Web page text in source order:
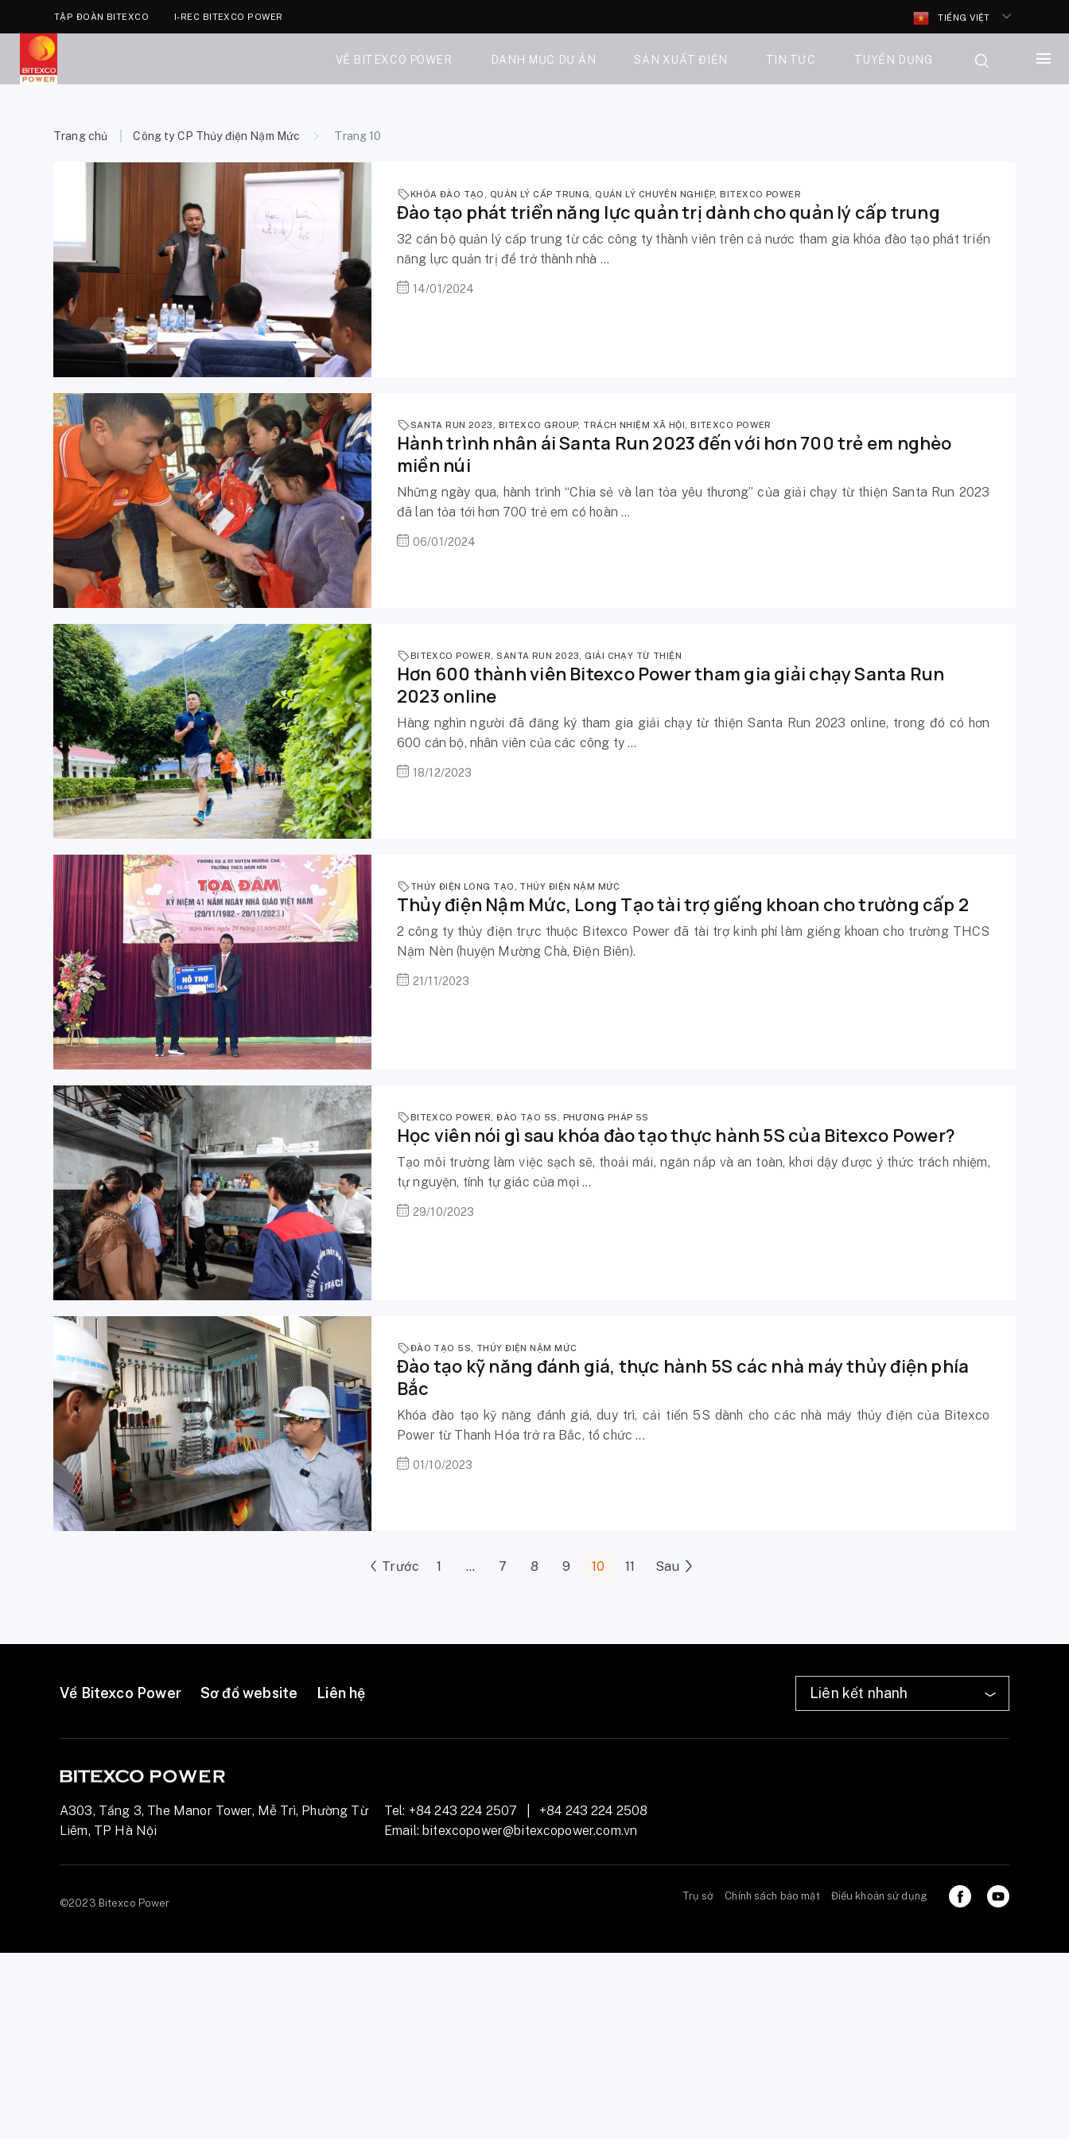
TẬP ĐOÀN BITEXCO I-REC BITEXCO POWER TIẾNG VIỆT
VỀ BITEXCO POWER DANH MỤC DỰ ÁN SẢN XUẤT ĐIỆN TIN TỨC TUYỂN DỤNG
Trang chủ Công ty CP Thủy điện Nậm Mức Trang 10
KHÓA ĐÀO TẠO QUẢN LÝ CẤP TRUNG ,QUẢN LÝ CHUYÊN NGHIỆP,BITEXCO POWER
Đào tạo phát triển năng lực quản trị dành cho quản lý cấp trung
32 cán bộ quản lý cấp trung từ các công ty thành viên trên cả nước tham gia khóa đào tạo phát triển
năng lực quản trị để trở thành nhà ...
14/01/2024
SANTA RUN 2023 BITEXCO GROUP, TRÁCH NHIỆM XÃ HỘI ,BITEXCO POWER
Hành trình nhân ái Santa Run 2023 đến với hơn 700 trẻ em nghèo
miền núi
Những ngày qua, hành trình “Chia sẻ và lan tỏa yêu thương” của giải chạy từ thiện Santa Run 2023
đã lan tỏa tới hơn 700 trẻ em có hoàn ...
06/01/2024
BITEXCO POWER ,SANTA RUN 2023 ,GIẢI CHẠY TỪ THIỆN
Hơn 600 thành viên Bitexco Power tham gia giải chạy Santa Run
2023 online
Hàng nghìn người đã đăng ký tham gia giải chạy từ thiện Santa Run 2023 online, trong đó có hơn
600 cán bộ, nhân viên của các công ty ...
18/12/2023
THỦY ĐIỆN LONG TẠO THỦY ĐIỆN NẬM MỨC
Thủy điện Nậm Mức, Long Tạo tài trợ giếng khoan cho trường cấp 2
2 công ty thủy điện trực thuộc Bitexco Power đã tài trợ kinh phí làm giếng khoan cho trường THCS
Nậm Nèn (huyện Mường Chà, Điện Biên).
21/11/2023
BITEXCO POWER ,ĐÀO TẠO 5S PHƯƠNG PHÁP 5S
Học viên nói gì sau khóa đào tạo thực hành 5S của Bitexco Power?
Tạo môi trường làm việc sạch sẽ, thoải mái, ngăn nắp và an toàn, khơi dậy được ý thức trách nhiệm,
tự nguyện, tính tự giác của mọi ...
29/10/2023
ĐÀO TẠO 5S THỦY ĐIỆN NẬM MỨC
Đào tạo kỹ năng đánh giá, thực hành 5S các nhà máy thủy điện phía
Bắc
Khóa đào tạo kỹ năng đánh giá, duy trì, cải tiến 5S dành cho các nhà máy thủy điện của Bitexco
Power từ Thanh Hóa trở ra Bắc, tổ chức ...
01/10/2023
Trước 1 … 7 8 9 10 11 Sau
Về Bitexco Power Sơ đồ website Liên hệ
A303, Tầng 3, The Manor Tower, Mễ Trì, Phường Từ
Liêm, TP Hà Nội
Tel: +84 243 224 2507
+84 243 224 2508
Email: bitexcopower@bitexcopower.com.vn
©2023 Bitexco Power
Trụ sở Chính sách bảo mật Điều khoản sử dụng